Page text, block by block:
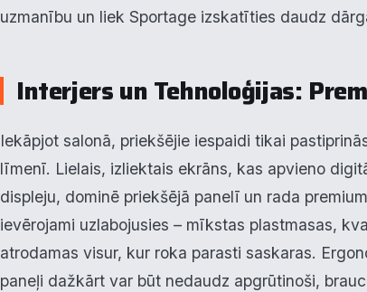
uzmanību un liek Sportage izskatīties daudz
Interjers un Tehnoloģijas:
Iekāpjot salonā, priekšējie iespaidi tikai
līmenī. Lielais, izliektais ekrāns, kas apvieno
displeju, dominē priekšējā panelī un rada
ievērojami uzlabojusies – mīkstas plastmasas,
atrodamas visur, kur roka parasti saskaras.
paneļi dažkārt var būt nedaudz apgrūtinoši,